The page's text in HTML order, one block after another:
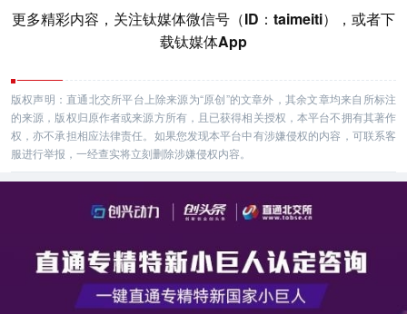
更多精彩内容，关注钛媒体微信号（ID：taimeiti），或者下
载钛媒体App
版权声明：直通北交所平台上除来源为“原创”的文章外，其余文章均来自所标注
的来源，版权归原作者或来源方所有，且已获得相关授权，本平台不拥有其著作
权，亦不承担相应法律责任。如果您发现本平台中有涉嫌侵权的内容，可联系客
服进行举报，一经查实将立刻删除涉嫌侵权内容。